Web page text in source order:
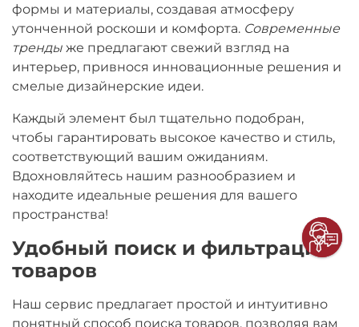
формы и материалы, создавая атмосферу
утонченной роскоши и комфорта. Современные
тренды же предлагают свежий взгляд на
интерьер, привнося инновационные решения и
смелые дизайнерские идеи.
Каждый элемент был тщательно подобран,
чтобы гарантировать высокое качество и стиль,
соответствующий вашим ожиданиям.
Вдохновляйтесь нашим разнообразием и
находите идеальные решения для вашего
пространства!
Удобный поиск и фильтрация
товаров
Наш сервис предлагает простой и интуитивно
понятный способ поиска товаров, позволяя вам